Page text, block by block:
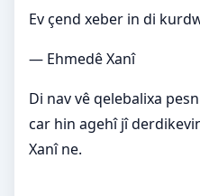
Ev çend xeber in di
— Ehmedê Xanî
Di nav vê qelebalixa
car hin agehî jî
Xanî ne.